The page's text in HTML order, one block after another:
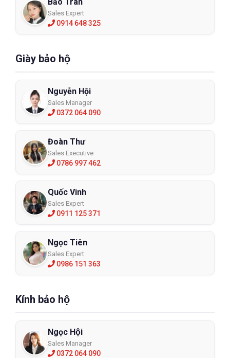
Sales Expert
0914 648 325
Giày bảo hộ
Nguyễn Hội
Sales Manager
0372 064 090
Đoàn Thư
Sales Executive
0786 997 462
Quốc Vinh
Sales Expert
0911 125 371
Ngọc Tiên
Sales Expert
0986 151 363
Kính bảo hộ
Ngọc Hội
Sales Manager
0372 064 090